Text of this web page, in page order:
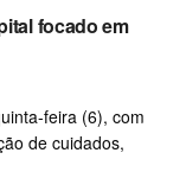
focado em
feira (6), com
de cuidados,